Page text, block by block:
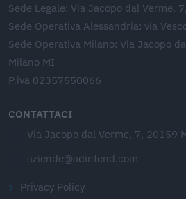
Sede Legale: Via Jacopo dal Verme,
Sede Operativa Alessandria: via
Sede Operativa Milano: Via Jacopo
Milano MI
P.iva 02357550066
CONTATTACI
Via Jacopo dal Verme, 7, 20159
aziende@adintend.com
Privacy Policy